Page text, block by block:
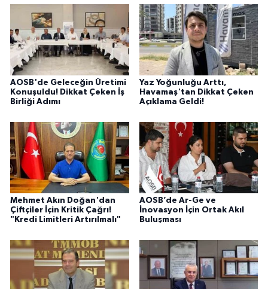
AOSB'de Geleceğin Üretimi
Konuşuldu! Dikkat Çeken İş
Birliği Adımı
Yaz Yoğunluğu Arttı,
Havamaş'tan Dikkat Çeken
Açıklama Geldi!
Mehmet Akın Doğan'dan
Çiftçiler İçin Kritik Çağrı!
"Kredi Limitleri Artırılmalı"
AOSB’de Ar-Ge ve
İnovasyon İçin Ortak Akıl
Buluşması